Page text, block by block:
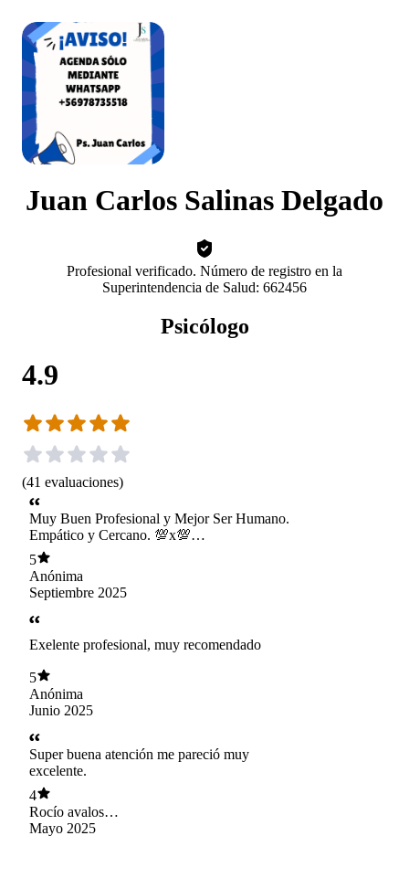
Juan Carlos Salinas Delgado
Profesional verificado. Número de registro en la
Superintendencia de Salud: 662456
Psicólogo
4.9
(41 evaluaciones)
Muy Buen Profesional y Mejor Ser Humano.
Empático y Cercano. 💯x💯
RECOMENDADO.
5
Anónima
Septiembre 2025
Exelente profesional, muy recomendado
5
Anónima
Junio 2025
Super buena atención me pareció muy
excelente.
4
Rocío avalos
araneda
Mayo 2025